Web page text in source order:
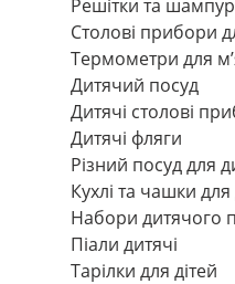
Решітки та
Столові прибори
Термометри для
Дитячий посуд
Дитячі столові
Дитячі фляги
Різний посуд для
Кухлі та чашки для
Набори дитячого
Піали дитячі
Тарілки для дітей